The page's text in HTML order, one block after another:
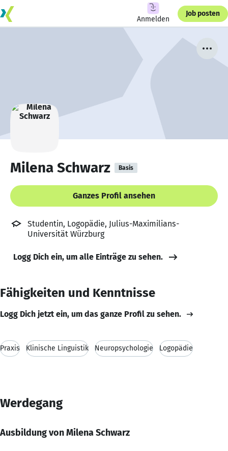
Anmelden
Job posten
Milena Schwarz Basis
Ganzes Profil ansehen
Studentin, Logopädie, Julius-Maximilians-
Universität Würzburg
Logg Dich ein, um alle Einträge zu sehen.
Fähigkeiten und Kenntnisse
Logg Dich jetzt ein, um das ganze Profil zu sehen.
Praxis Klinische Linguistik Neuropsychologie Logopädie
Werdegang
Ausbildung von Milena Schwarz